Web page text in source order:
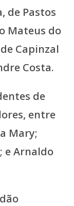
de Pastos
Mateus do
Capinzal
Costa.
de
entre
Mary;
e Arnaldo